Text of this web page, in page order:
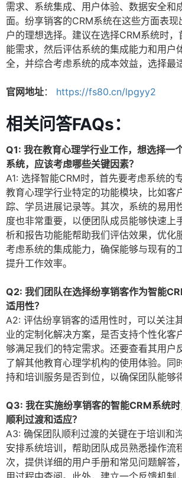
需求、系统集成、用户体验、数据安全和
面。纷享销客的CRM系统在这些方面表
户的理想选择。建议在选择CRM系统时，
能需求，然后评估系统的集成能力和用户
全，并综合考虑系统的成本效益，选择最
官网地址： https://fs80.cn/lpgyy2
相关问答FAQs：
Q1: 我在教育心理学行业工作，想选择一
系统，应该考虑哪些关键因素？
A1: 选择智能CRM时，首先要考虑系统的
教育心理学行业特定的功能模块，比如客
踪、学员进展记录等。其次，系统的易用
度也非常重要，以便团队成员能够快速上
析和报告功能能帮助我们评估效果，优化
考虑系统的集成能力，确保能够与现有的
提升工作效率。
Q2: 我们团队在选择纷享销客作为智能
适用性？
A2: 评估纷享销客的适用性时，可以关注
业的定制化解决方案，是否支持个性化客
够满足我们的特定需求。还要查看其用户
了解其他教育心理学机构的使用体验。同
持和培训服务是否到位，以确保团队能够
Q3: 我在实施纷享销客的智能CRM系统
顺利过渡和适应？
A3: 确保团队顺利过渡的关键在于培训和
安排系统培训，帮助团队成员熟悉操作流
次，提供详细的用户手册和常见问题解答